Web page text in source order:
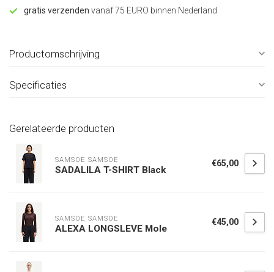
gratis verzenden vanaf 75 EURO binnen Nederland
Productomschrijving
Specificaties
Gerelateerde producten
SAMSOE SAMSOE
SADALILA T-SHIRT Black
€65,00
SAMSOE SAMSOE
ALEXA LONGSLEVE Mole
€45,00